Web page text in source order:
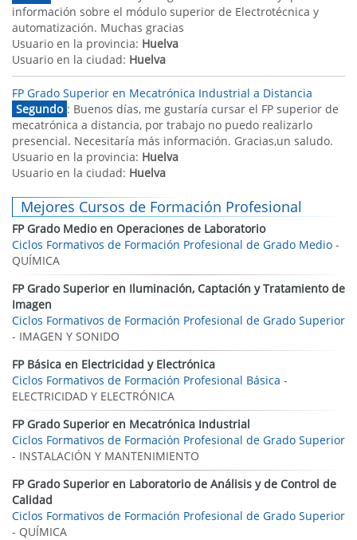
información sobre el módulo superior de Electrotécnica y
automatización. Muchas gracias
Usuario en la provincia: Huelva
Usuario en la ciudad: Huelva
FP Grado Superior en Mecatrónica Industrial a Distancia
Segundo : Buenos días, me gustaría cursar el FP superior de
mecatrónica a distancia, por trabajo no puedo realizarlo
presencial. Necesitaría más información. Gracias,un saludo.
Usuario en la provincia: Huelva
Usuario en la ciudad: Huelva
Mejores Cursos de Formación Profesional
FP Grado Medio en Operaciones de Laboratorio
Ciclos Formativos de Formación Profesional de Grado Medio -
QUÍMICA
FP Grado Superior en Iluminación, Captación y Tratamiento de
Imagen
Ciclos Formativos de Formación Profesional de Grado Superior
- IMAGEN Y SONIDO
FP Básica en Electricidad y Electrónica
Ciclos Formativos de Formación Profesional Básica -
ELECTRICIDAD Y ELECTRÓNICA
FP Grado Superior en Mecatrónica Industrial
Ciclos Formativos de Formación Profesional de Grado Superior
- INSTALACIÓN Y MANTENIMIENTO
FP Grado Superior en Laboratorio de Análisis y de Control de
Calidad
Ciclos Formativos de Formación Profesional de Grado Superior
- QUÍMICA